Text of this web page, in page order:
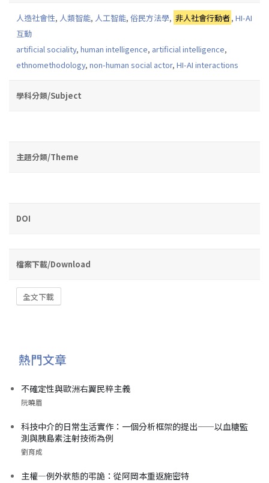
人造社會性, 人類智能, 人工智能, 俗民方法學, 非人社會行動者,HI-AI
互動
artificial sociality, human intelligence, artificial intelligence,
ethnomethodology, non-human social actor, HI-AI interactions
學科分類/Subject
主題分類/Theme
DOI
檔案下載/Download
全文下載
熱門文章
不確定性與歐洲右翼民粹主義
阮曉眉
科技中介的日常生活實作：一個分析框架的提出——以血糖監
測與胰島素注射技術為例
劉育成
主權—例外狀態的弔詭：從阿岡本重返施密特